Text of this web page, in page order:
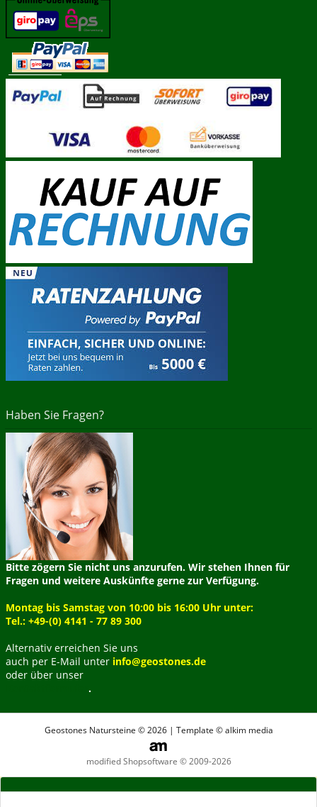
Haben Sie Fragen?
Bitte zögern Sie nicht uns anzurufen. Wir stehen Ihnen für
Fragen und weitere Auskünfte gerne zur Verfügung.
Montag bis Samstag von 10:00 bis 16:00 Uhr unter:
Tel.: +49-(0) 4141 - 77 89 300
Alternativ erreichen Sie uns
auch per E-Mail unter info@geostones.de
oder über unser
.
Geostones Natursteine © 2026 | Template © alkim media
modified Shopsoftware © 2009-2026